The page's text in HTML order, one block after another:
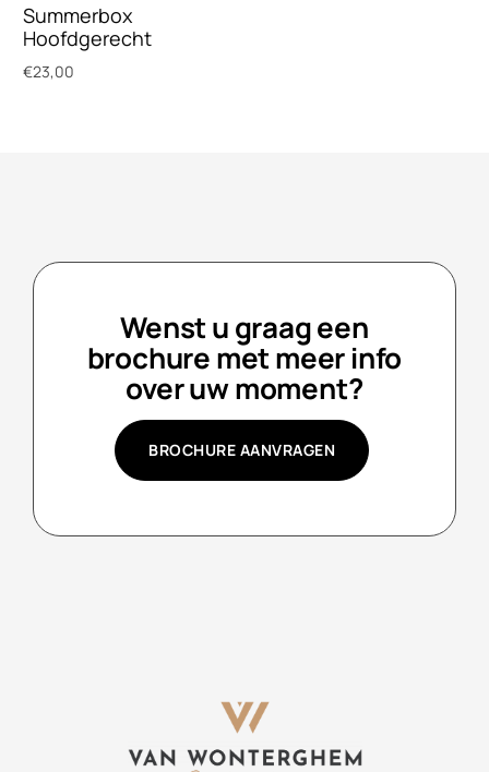
Summerbox
Hoofdgerecht
€23,00
Wenst u graag een
brochure met meer info
over uw moment?
BROCHURE AANVRAGEN